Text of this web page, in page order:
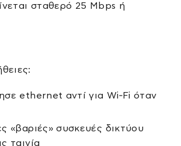
σταθερό 25 Mbps ή
ethernet αντί για Wi‑Fi όταν
«βαριές» συσκευές δικτύου
ταινία